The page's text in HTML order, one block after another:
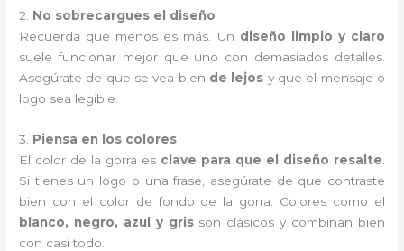
2. No sobrecargues el diseño
Recuerda que menos es más. Un diseño limpio y claro
suele funcionar mejor que uno con demasiados detalles.
Asegúrate de que se vea bien de lejos y que el mensaje o
logo sea legible.
3. Piensa en los colores
El color de la gorra es clave para que el diseño resalte
Si tienes un logo o una frase, asegúrate de que contraste
bien con el color de fondo de la gorra. Colores como el
blanco, negro, azul y grisson clásicos y combinan bien
con casi todo.